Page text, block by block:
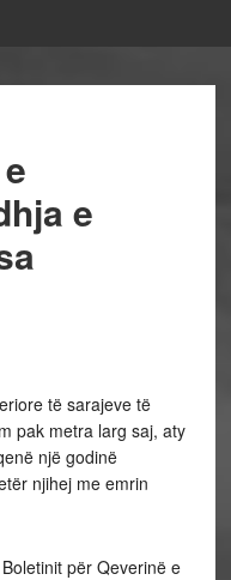
e
të sarajeve të
pak metra larg saj, aty
një godinë
njihej me emrin
për Qeverinë e